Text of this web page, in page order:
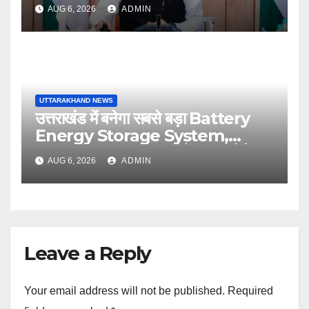
AUG 6, 2026 ADMIN
UTTARAKHAND NEWS
उत्तराखंड में बनेगा सबसे बड़ा Battery
Energy Storage System,
UJVNL लगाएगा 352 करोड़ का प्रोजेक्ट
AUG 6, 2026 ADMIN
Leave a Reply
Your email address will not be published. Required